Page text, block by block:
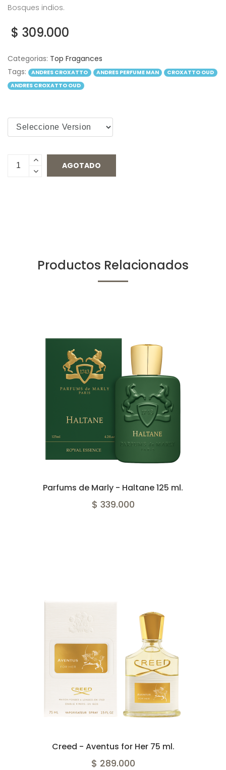
Bosques indios.
$ 309.000
Categorias: Top Fragances
Tags:
ANDRES CROXATTO ANDRES PERFUME MAN
CROXATTO OUD
ANDRES CROXATTO OUD
AGOTADO
Productos Relacionados
Parfums de Marly - Haltane 125 ml.
$ 339.000
Creed - Aventus for Her 75 ml.
$ 289.000